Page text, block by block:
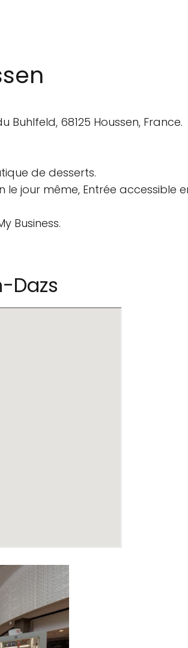
Buhlfeld, 68125 Houssen, France.
de desserts.
le jour même, Entrée
Business.
Dazs